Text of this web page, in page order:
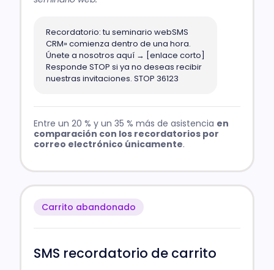
Recordatorio: tu seminario webSMS
CRM» comienza dentro de una hora.
Únete a nosotros aquí → [enlace corto]
Responde STOP si ya no deseas recibir
nuestras invitaciones. STOP 36123
Entre un 20 % y un 35 % más de asistencia en
comparación con los recordatorios por
correo electrónico únicamente.
Carrito abandonado
SMS recordatorio de carrito